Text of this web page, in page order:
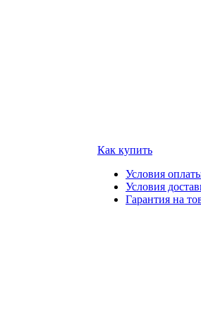
Как купить
Условия
Условия
Гарантия на